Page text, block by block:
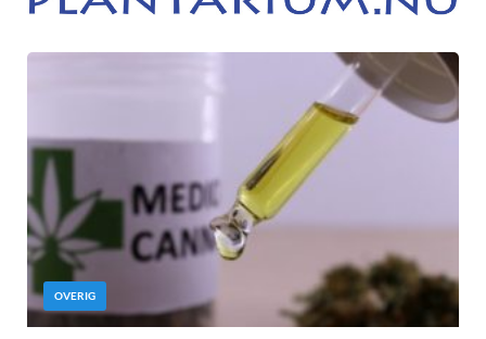
OVERIG